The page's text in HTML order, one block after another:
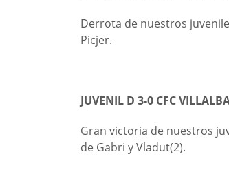
Derrota de nuestros
Picjer.
JUVENIL D 3-0 CFC
Gran victoria de nuestros
de Gabri y Vladut(2).